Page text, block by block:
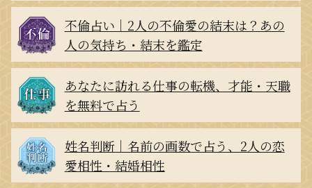
不倫占い｜2人の不倫愛の結末は？あの
人の気持ち・結末を鑑定
あなたに訪れる仕事の転機、才能・天職
を無料で占う
姓名判断｜名前の画数で占う、2人の恋
愛相性・結婚相性